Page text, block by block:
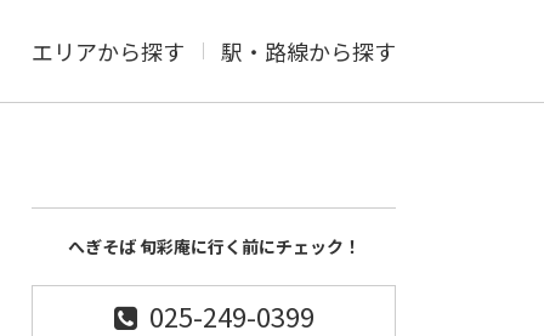
エリアから探す 駅・路線から探す
へぎそば 旬彩庵に行く前にチェック！
025-249-0399